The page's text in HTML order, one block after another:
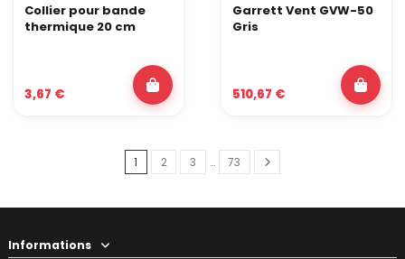
Collier pour bande
thermique 20 cm
3,67 €
Garrett Vent GVW-50
Gris
510,67 €
1 2 3 … 73
Informations